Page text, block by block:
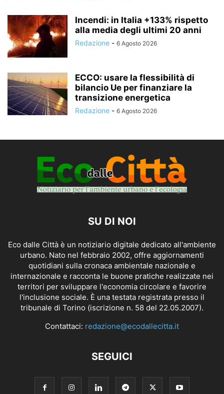
Incendi: in Italia +133% rispetto
alla media degli ultimi 20 anni
Redazione - 6 Agosto 2026
ECCO: usare la flessibilità di
bilancio Ue per finanziare la
transizione energetica
Redazione - 6 Agosto 2026
SU DI NOI
Eco dalle Città è un notiziario digitale dedicato all'ambiente
urbano. Nato nel febbraio 2002, offre aggiornamenti
quotidiani sulla cronaca ambientale nazionale e
internazionale e racconta le buone pratiche realizzate nei
territori per sviluppare l'economia circolare e favorire
l'inclusione sociale. È una testata registrata presso il
tribunale di Torino (iscrizione n. 58 del 22.05.2007).
Contattaci: redazione@ecodallecitta.it
SEGUICI